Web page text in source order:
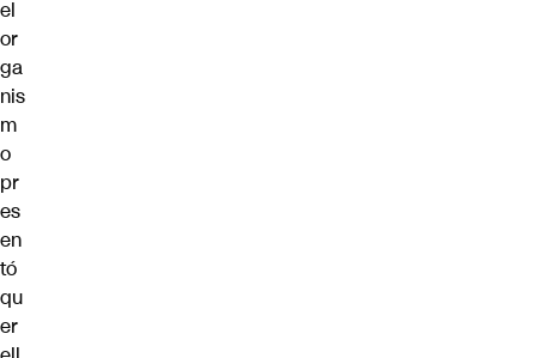
el
or
ga
nis
m
o
pr
es
en
tó
qu
er